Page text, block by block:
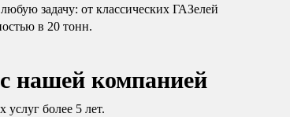
задачу: от классических ГАЗелей
в 20 тонн.
нашей компанией
более 5 лет.